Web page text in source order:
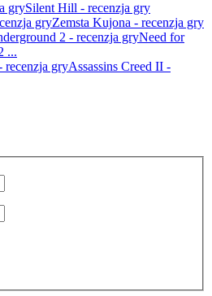
Silent Hill - recenzja gry
Zemsta Kujona - recenzja gry
Need for
...
Assassins Creed II -